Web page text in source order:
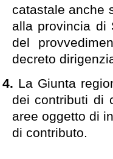
catastale anche
alla provincia di
del
decreto
4. La Giunta
dei contributi di
aree oggetto di
di contributo.